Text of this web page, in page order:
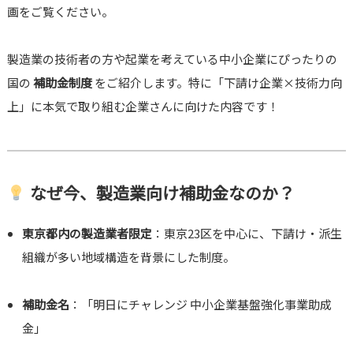
画をご覧ください。
製造業の技術者の方や起業を考えている中小企業にぴったりの
国の補助金制度をご紹介します。特に「下請け企業×技術力向
上」に本気で取り組む企業さんに向けた内容です！
なぜ今、製造業向け補助金なのか？
東京都内の製造業者限定 ：東京23区を中心に、下請け・派生
組織が多い地域構造を背景にした制度。
補助金名 ：「明日にチャレンジ 中小企業基盤強化事業助成
金」